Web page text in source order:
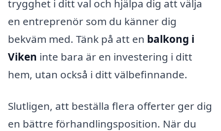
trygghet i ditt val och hjälpa dig att välja
en entreprenör som du känner dig
bekväm med. Tänk på att en balkong i
Viken inte bara är en investering i ditt
hem, utan också i ditt välbefinnande.
Slutligen, att beställa flera offerter ger dig
en bättre förhandlingsposition. När du